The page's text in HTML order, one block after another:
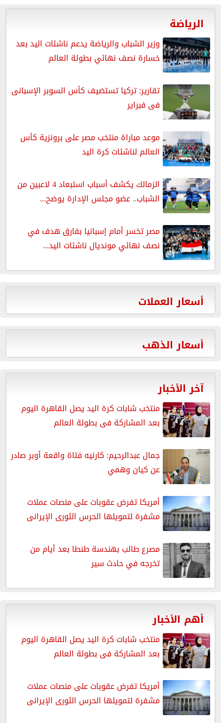
الرياضة
وزير الشباب والرياضة يدعم ناشئات اليد بعد
خسارة نصف نهائي بطولة العالم
تقارير: تركيا تستضيف كأس السوبر الإسبانى
فى فبراير
موعد مباراة منتخب مصر على برونزية كأس
العالم لناشئات كرة اليد
الزمالك يكشف أسباب استبعاد 4 لاعبين من
الشباب.. عضو مجلس الإدارة يوضح...
مصر تخسر أمام إسبانيا بفارق هدف في
نصف نهائي مونديال ناشئات اليد...
أسعار العملات
أسعار الذهب
آخر الأخبار
منتخب شابات كرة اليد يصل القاهرة اليوم
بعد المشاركة فى بطولة العالم
جمال عبدالرحيم: كارنيه فتاة واقعة أوبر صادر
عن كيان وهمي
أمريكا تفرض عقوبات على منصات عملات
مشفرة لتمويلها الحرس الثورى الإيرانى
مصرع طالب بهندسة طنطا بعد أيام من
تخرجه في حادث سير
أهم الأخبار
منتخب شابات كرة اليد يصل القاهرة اليوم
بعد المشاركة فى بطولة العالم
أمريكا تفرض عقوبات على منصات عملات
مشفرة لتمويلها الحرس الثورى الإيرانى